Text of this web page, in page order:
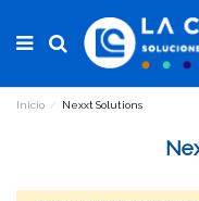
Inicio Nexxt Solutions